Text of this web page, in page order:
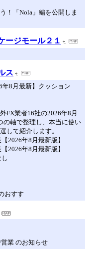
！「Nola」編を公開しま
ージモール２１
ス
8月最新】クッション
FX業者16社の2026年8月
の軸で整理し、本当に使い
して紹介します。
2026年8月最新版】
2026年8月最新版】
おすす
業 のお知らせ